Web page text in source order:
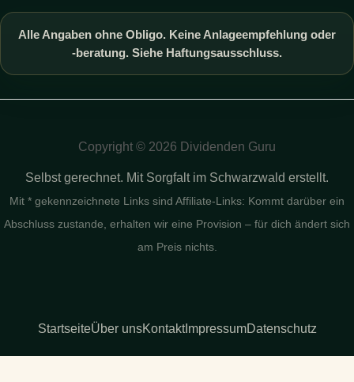
Alle Angaben ohne Obligo. Keine Anlageempfehlung oder
-beratung. Siehe Haftungsausschluss.
Copyright © 2026 Dividenden Guru
Selbst gerechnet. Mit Sorgfalt im Schwarzwald erstellt.
Mit * gekennzeichnete Links sind Affiliate-Links: Kommt darüber ein
Abschluss zustande, erhalten wir eine Provision – für dich ändert sich
am Preis nichts.
StartseiteÜber unsKontaktImpressumDatenschutz